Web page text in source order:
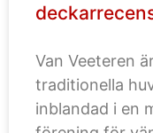
Van Veeteren
traditionella
inblandad i en